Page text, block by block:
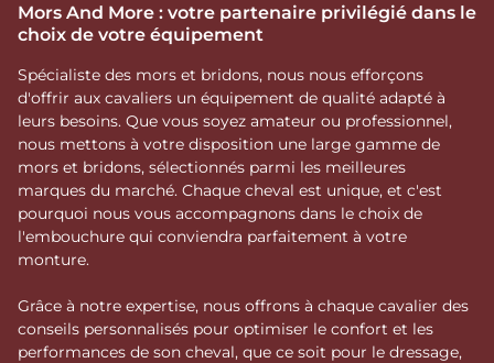
Mors And More : votre partenaire privilégié dans le
choix de votre équipement
Spécialiste des mors et bridons, nous nous efforçons
d'offrir aux cavaliers un équipement de qualité adapté à
leurs besoins. Que vous soyez amateur ou professionnel,
nous mettons à votre disposition une large gamme de
mors et bridons, sélectionnés parmi les meilleures
marques du marché. Chaque cheval est unique, et c'est
pourquoi nous vous accompagnons dans le choix de
l'embouchure qui conviendra parfaitement à votre
monture.
Grâce à notre expertise, nous offrons à chaque cavalier des
conseils personnalisés pour optimiser le confort et les
performances de son cheval, que ce soit pour le dressage,